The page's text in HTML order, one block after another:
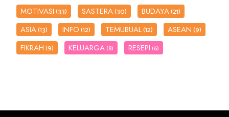
MOTIVASI(33) SASTERA(30) BUDAYA(21)
ASIA(13) INFO(12) TEMUBUAL(12) ASEAN(9)
FIKRAH(9) KELUARGA (8) RESEPI (6)